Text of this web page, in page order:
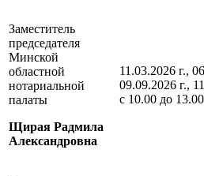
Заместитель
председателя
Минской
областной
нотариальной
палаты
Щирая Радмила
Александровна
11.03.2026 г.,
09.09.2026 г.,
с 10.00 до 13.00